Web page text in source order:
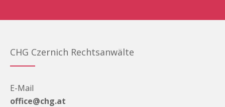
CHG Czernich Rechtsanwälte
E-Mail
office@chg.at